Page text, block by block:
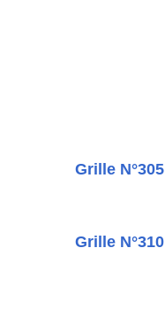
Grille N°305
Grille N°310